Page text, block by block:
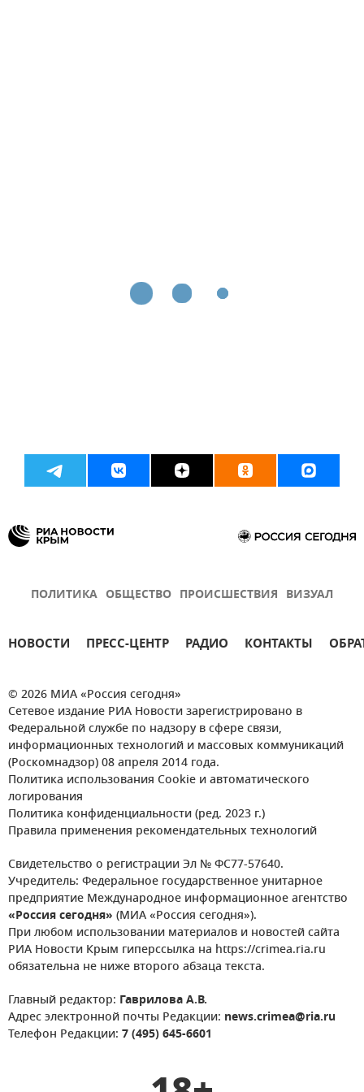
ПОЛИТИКА ОБЩЕСТВО ПРОИСШЕСТВИЯ ВИЗУАЛ
НОВОСТИ ПРЕСС-ЦЕНТР РАДИО КОНТАКТЫ
© 2026 МИА «Россия сегодня»
Сетевое издание РИА Новости зарегистрировано в
Федеральной службе по надзору в сфере связи,
информационных технологий и массовых коммуникаций
(Роскомнадзор) 08 апреля 2014 года.
Политика использования Cookie и автоматического
логирования
Политика конфиденциальности (ред. 2023 г.)
Правила применения рекомендательных технологий
Свидетельство о регистрации Эл № ФС77-57640.
Учредитель: Федеральное государственное унитарное
предприятие Международное информационное агентство
«Россия сегодня» (МИА «Россия сегодня»).
При любом использовании материалов и новостей сайта
РИА Новости Крым гиперссылка на https://crimea.ria.ru
обязательна не ниже второго абзаца текста.
Главный редактор: Гаврилова А.В.
Адрес электронной почты Редакции: news.crimea@ria.ru
Телефон Редакции: 7 (495) 645-6601